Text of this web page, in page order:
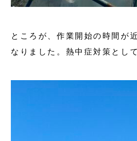
ところが、作業開始の時間が
なりました。熱中症対策とし